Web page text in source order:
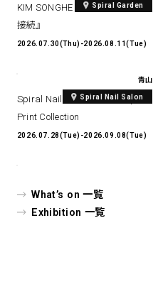
Spiral Garden
KIM SONGHE EXHIBITION 『愛と
接続』
2026.07.30(Thu)-2026.08.11(Tue)
青山
Spiral Nail Salon
Spiral Nail Salon Art #14 Spiral
Print Collection
2026.07.28(Tue)-2026.09.08(Tue)
What’s on 一覧
Exhibition 一覧